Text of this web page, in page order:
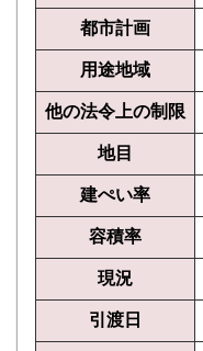
都市計画
用途地域
他の法令上の制限
地目
建ぺい率
容積率
現況
引渡日